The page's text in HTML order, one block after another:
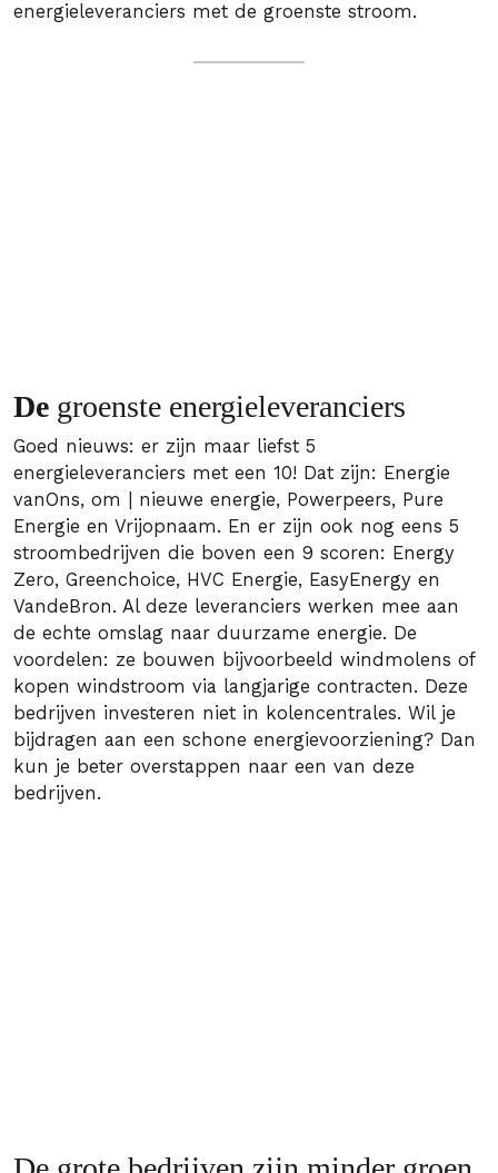
energieleveranciers met de groenste stroom.
De groenste energieleveranciers
Goed nieuws: er zijn maar liefst 5
energieleveranciers met een 10! Dat zijn: Energie
vanOns, om | nieuwe energie, Powerpeers, Pure
Energie en Vrijopnaam. En er zijn ook nog eens 5
stroombedrijven die boven een 9 scoren: Energy
Zero, Greenchoice, HVC Energie, EasyEnergy en
VandeBron. Al deze leveranciers werken mee aan
de echte omslag naar duurzame energie. De
voordelen: ze bouwen bijvoorbeeld windmolens of
kopen windstroom via langjarige contracten. Deze
bedrijven investeren niet in kolencentrales. Wil je
bijdragen aan een schone energievoorziening? Dan
kun je beter overstappen naar een van deze
bedrijven.